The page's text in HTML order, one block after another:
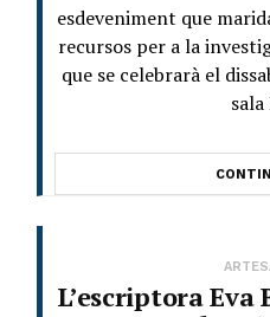
esdeveniment que
recursos per a la
que se celebrarà el
L’escriptora